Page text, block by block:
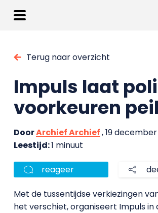
Terug naar overzicht
Impuls laat
voorkeuren
DoorArchief Archief, 19
Leestijd:1 minuut
reageer
Met de tussentijdse verkiezingen
het verschiet, organiseert Impuls in